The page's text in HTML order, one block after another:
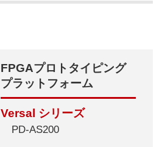
FPGAプロトタイピング
プラットフォーム
Versal シリーズ
PD-AS200